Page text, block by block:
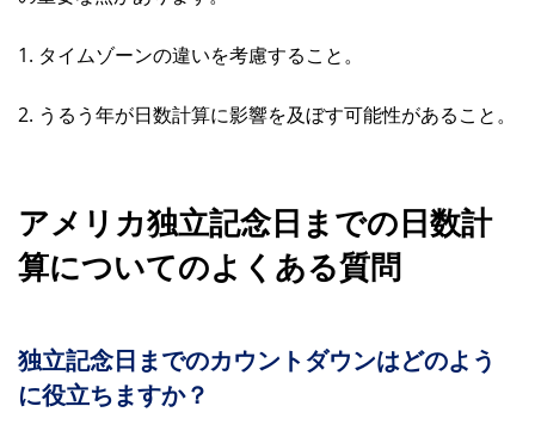
1. タイムゾーンの違いを考慮すること。
2. うるう年が日数計算に影響を及ぼす可能性があること。
アメリカ独立記念日までの日数計
算についてのよくある質問
独立記念日までのカウントダウンはどのよう
に役立ちますか？